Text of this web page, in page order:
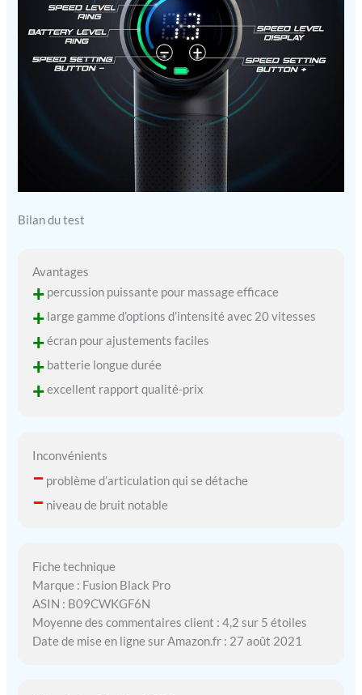
(ou à court de puissance),
votre pistolet de massage
Fusion Black est
ergonomique et assez
confortable pour s'adapter
aux petites mains, tandis
que le couple élevé
Bilan du test
Avantages
+ percussion puissante pour massage efficace
+ large gamme d’options d’intensité avec 20 vitesses
+écran pour ajustements faciles
+ batterie longue durée
+excellent rapport qualité-prix
Inconvénients
– problème d’articulation qui se détache
– niveau de bruit notable
Fiche technique
Marque : Fusion Black Pro
ASIN : B09CWKGF6N
Moyenne des commentaires client : 4,2 sur 5 étoiles
Date de mise en ligne sur Amazon.fr : 27 août 2021